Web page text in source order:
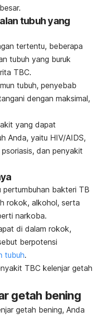
tubuh yang
tertentu, beberapa
tubuh yang buruk
TBC.
tubuh, penyebab
dengan maksimal,
yang dapat
Anda, yaitu HIV/AIDS,
psoriasis, dan penyakit
pertumbuhan bakteri TB
rokok, alkohol, serta
narkoba.
di dalam rokok,
berpotensi
tubuh.
TBC kelenjar getah
getah bening
getah bening, Anda